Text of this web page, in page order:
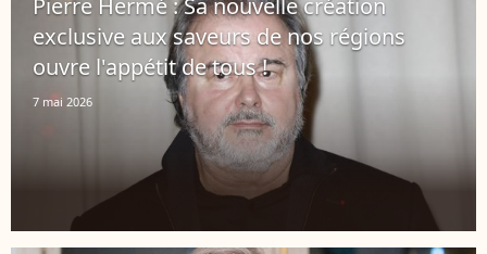
Pierre Hermé : Sa nouvelle création
exclusive aux saveurs de nos régions
ouvre l'appétit de tous !
7 mai 2026